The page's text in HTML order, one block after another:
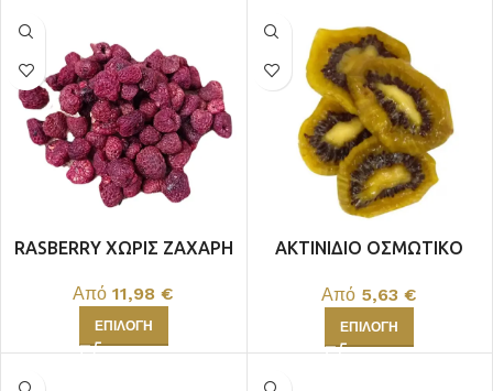
RASBERRY XΩΡΙΣ ΖΑΧΑΡΗ
Από11,98€
ΕΠΙΛΟΓΉ
ΑΚΤΙΝΙΔΙΟ ΟΣΜΩΤΙΚΟ
Από 5,63€
ΕΠΙΛΟΓΉ